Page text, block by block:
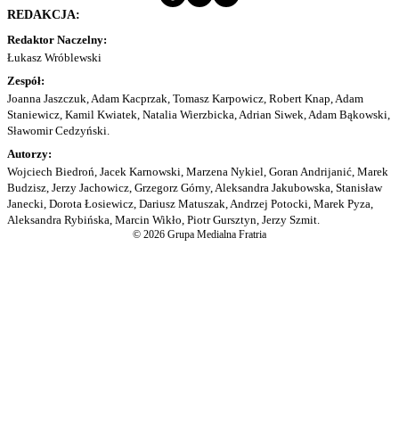
REDAKCJA:
Redaktor Naczelny:
Łukasz Wróblewski
Zespół:
Joanna Jaszczuk, Adam Kacprzak, Tomasz Karpowicz, Robert Knap, Adam
Staniewicz, Kamil Kwiatek, Natalia Wierzbicka, Adrian Siwek, Adam Bąkowski,
Sławomir Cedzyński.
Autorzy:
Wojciech Biedroń, Jacek Karnowski, Marzena Nykiel, Goran Andrijanić, Marek
Budzisz, Jerzy Jachowicz, Grzegorz Górny, Aleksandra Jakubowska, Stanisław
Janecki, Dorota Łosiewicz, Dariusz Matuszak, Andrzej Potocki, Marek Pyza,
Aleksandra Rybińska, Marcin Wikło, Piotr Gursztyn, Jerzy Szmit.
© 2026 Grupa Medialna Fratria